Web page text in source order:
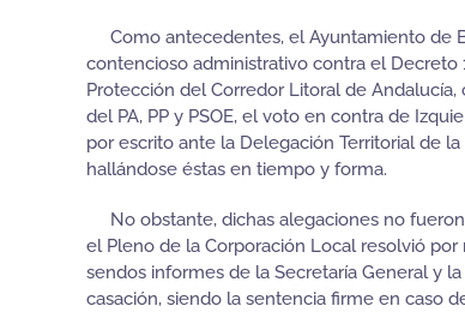
Como antecedentes, el Ayuntamiento de
contencioso administrativo contra el
Protección del Corredor Litoral de
del PA, PP y PSOE, el voto en contra de
por escrito ante la Delegación Territorial de
hallándose éstas en tiempo y forma.
No obstante, dichas alegaciones no
el Pleno de la Corporación Local resolvió
sendos informes de la Secretaría General y
casación, siendo la sentencia firme en caso